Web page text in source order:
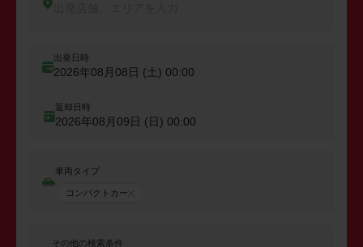
出発日時
2026年08月08日 (土) 00:00
返却日時
2026年08月09日 (日) 00:00
車両タイプ
コンパクトカー
その他の検索条件